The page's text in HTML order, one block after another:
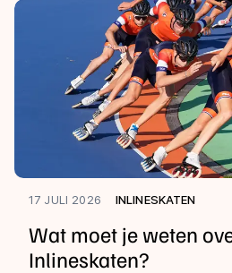
17 JULI 2026 INLINESKATEN
Wat moet je weten
Inlineskaten?